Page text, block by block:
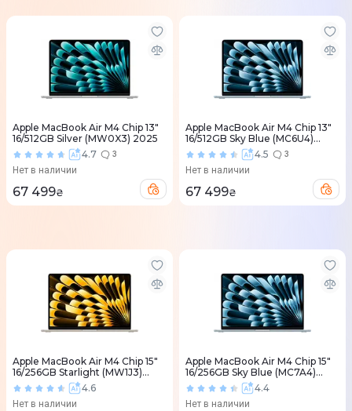
Apple MacBook Air M4 Chip 13"
16/512GB Silver (MW0X3) 2025
4.7
3
Нет в наличии
67 499₴
Apple MacBook Air M4 Chip 13"
16/512GB Sky Blue (MC6U4)
2025
4.5 3
Нет в наличии
67 499₴
Apple MacBook Air M4 Chip 15"
16/256GB Starlight (MW1J3)
2025
4.6
Нет в наличии
Apple MacBook Air M4 Chip 15"
16/256GB Sky Blue (MC7A4)
2025
4.4
Нет в наличии